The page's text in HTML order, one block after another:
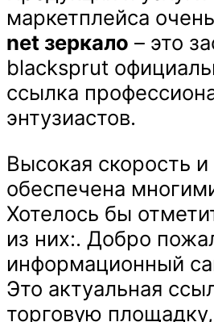
маркетплейса очень
net зеркало – это
blacksprut
ссылка
энтузиастов.
Высокая скорость
обеспечена
Хотелось бы
из них:. Добро
информационный
Это актуальная
торговую